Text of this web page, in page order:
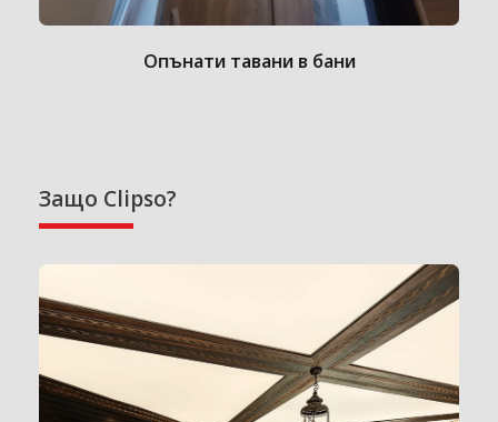
Опънати тавани в бани
Защо Clipso?